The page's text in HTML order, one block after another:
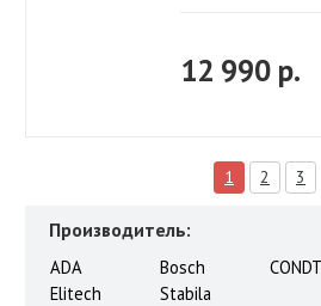
12 990 р.
1 2 3
Производитель:
ADA Bosch
Elitech
Stabila